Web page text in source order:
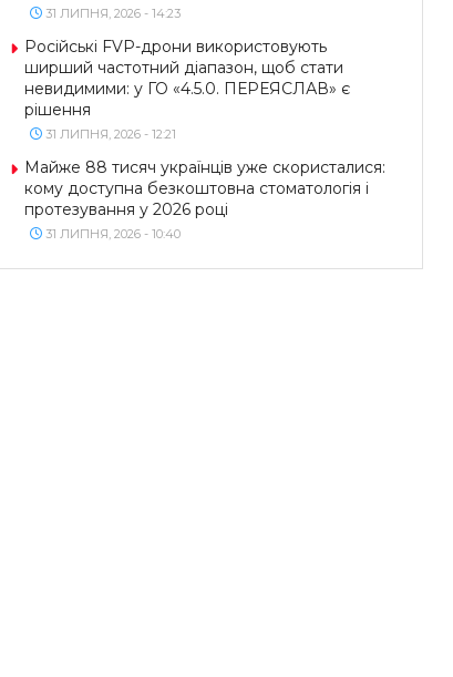
31 ЛИПНЯ, 2026 - 14:23
Російські FVP-дрони використовують
ширший частотний діапазон, щоб стати
невидимими: у ГО «4.5.0. ПЕРЕЯСЛАВ» є
рішення
31 ЛИПНЯ, 2026 - 12:21
Майже 88 тисяч українців уже скористалися:
кому доступна безкоштовна стоматологія і
протезування у 2026 році
31 ЛИПНЯ, 2026 - 10:40